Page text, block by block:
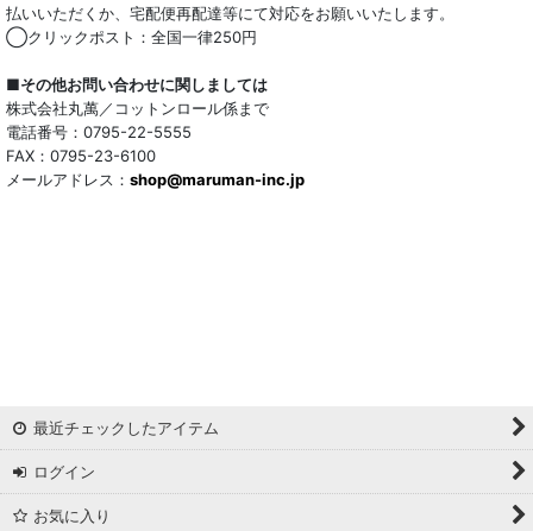
払いいただくか、宅配便再配達等にて対応をお願いいたします。
◯クリックポスト：全国一律250円
■その他お問い合わせに関しましては
株式会社丸萬／コットンロール係まで
電話番号：0795-22-5555
FAX：0795-23-6100
メールアドレス： shop@maruman-inc.jp
最近チェックしたアイテム
ログイン
お気に入り